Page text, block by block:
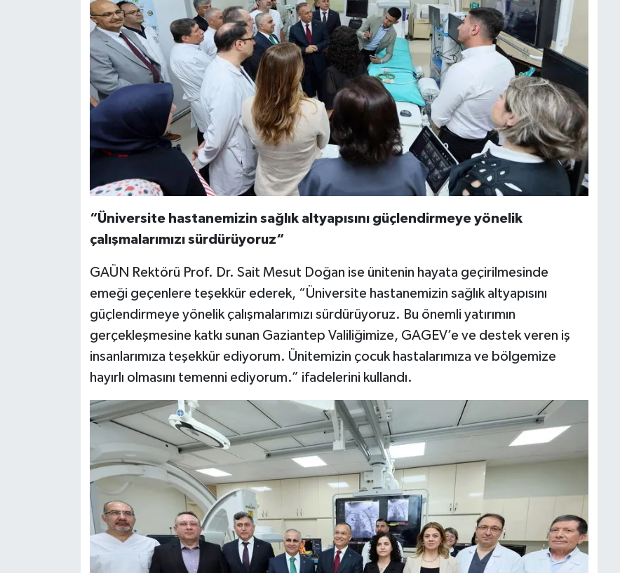
“Üniversite hastanemizin sağlık altyapısını güçlendirmeye yönelik
çalışmalarımızı sürdürüyoruz“
GAÜN Rektörü Prof. Dr. Sait Mesut Doğan ise ünitenin hayata geçirilmesinde
emeği geçenlere teşekkür ederek, “Üniversite hastanemizin sağlık altyapısını
güçlendirmeye yönelik çalışmalarımızı sürdürüyoruz. Bu önemli yatırımın
gerçekleşmesine katkı sunan Gaziantep Valiliğimize, GAGEV’e ve destek veren iş
insanlarımıza teşekkür ediyorum. Ünitemizin çocuk hastalarımıza ve bölgemize
hayırlı olmasını temenni ediyorum.” ifadelerini kullandı.